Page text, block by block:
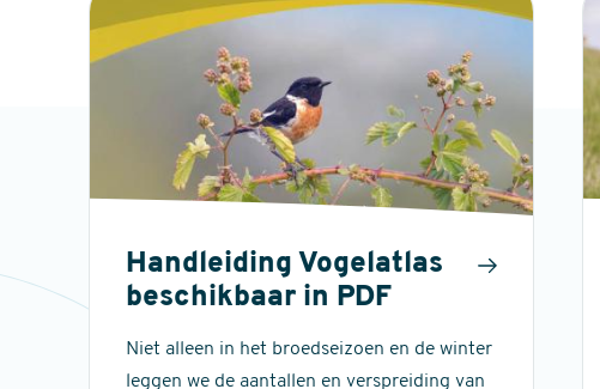
Handleiding Vogelatlas
beschikbaar in PDF
Niet alleen in het broedseizoen en de winter
leggen we de aantallen en verspreiding van